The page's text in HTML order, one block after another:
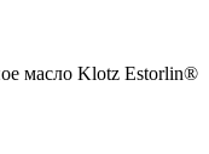
масло Klotz Estorlin®